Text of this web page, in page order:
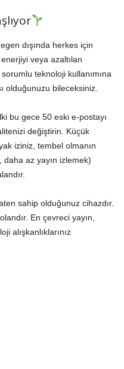
dışında herkes için
veya azaltılan
teknoloji kullanımına
olduğunuzu bileceksiniz.
bu gece 50 eski e-postayı
değiştirin. Küçük
iziniz, tembel olmanın
az yayın izlemek)
sahip olduğunuz cihazdır.
En çevreci yayın,
alışkanlıklarınız